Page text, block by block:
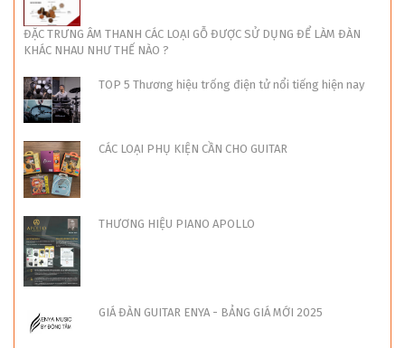
ĐẶC TRƯNG ÂM THANH CÁC LOẠI GỖ ĐƯỢC SỬ DỤNG ĐỂ LÀM ĐÀN
KHÁC NHAU NHƯ THẾ NÀO ?
TOP 5 Thương hiệu trống điện tử nổi tiếng hiện nay
CÁC LOẠI PHỤ KIỆN CẦN CHO GUITAR
THƯƠNG HIỆU PIANO APOLLO
GIÁ ĐÀN GUITAR ENYA - BẢNG GIÁ MỚI 2025